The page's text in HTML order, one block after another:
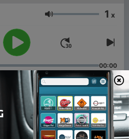
Hangerő 1 x
00:00